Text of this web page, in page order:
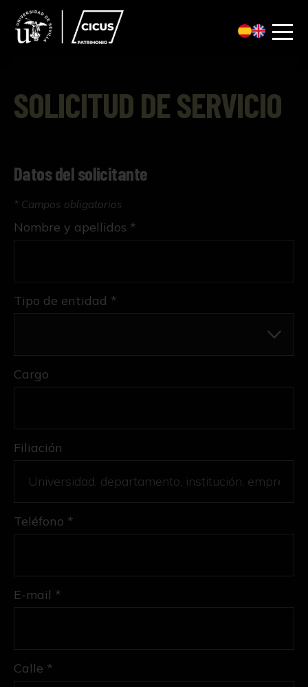
SOLICITUD DE SERVICIO
Datos del solicitante
* Campos obligatorios
Tipo de entidad *
Nombre y apellidos *
Cargo
Filiación
Teléfono *
E-mail *
Calle *